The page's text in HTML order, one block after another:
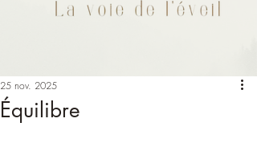
Équilibre
25 nov. 2025